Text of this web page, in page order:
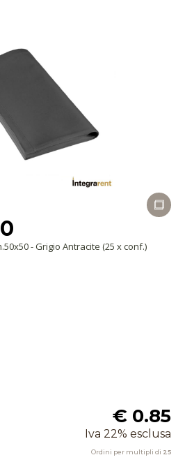
- Grigio Antracite (25 x conf.)
€ 0.85
Iva 22% esclusa
Ordini per multipli di 25